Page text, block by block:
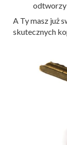
A Ty masz już
skutecznych